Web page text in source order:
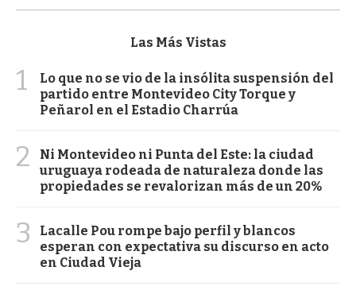
Las Más Vistas
1
Lo que no se vio de la insólita suspensión del
partido entre Montevideo City Torque y
Peñarol en el Estadio Charrúa
2
Ni Montevideo ni Punta del Este: la ciudad
uruguaya rodeada de naturaleza donde las
propiedades se revalorizan más de un 20%
3
Lacalle Pou rompe bajo perfil y blancos
esperan con expectativa su discurso en acto
en Ciudad Vieja